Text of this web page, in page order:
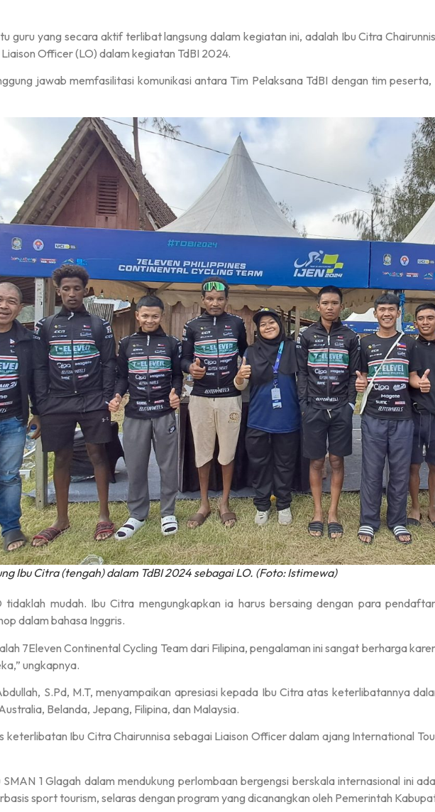
guru yang secara aktif terlibat langsung dalam kegiatan ini, adalah Ibu Citra
Officer (LO) dalam kegiatan TdBI 2024.
jawab memfasilitasi komunikasi antara Tim Pelaksana TdBI dengan tim
Ibu Citra (tengah) dalam TdBI 2024 sebagai LO. (Foto: Istimewa)
tidaklah mudah. Ibu Citra mengungkapkan ia harus bersaing dengan para
dalam bahasa Inggris.
7Eleven Continental Cycling Team dari Filipina, pengalaman ini sangat berharga
ungkapnya.
S.Pd, M.T, menyampaikan apresiasi kepada Ibu Citra atas keterlibatannya
Belanda, Jepang, Filipina, dan Malaysia.
keterlibatan Ibu Citra Chairunnisa sebagai Liaison Officer dalam ajang International
1 Glagah dalam mendukung perlombaan bergengsi berskala internasional ini
sport tourism, selaras dengan program yang dicanangkan oleh Pemerintah